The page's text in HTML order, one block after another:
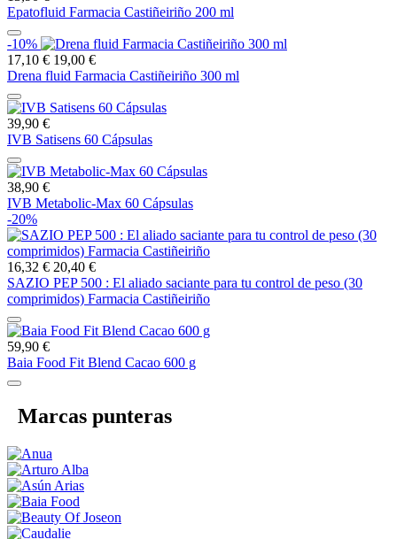
Epatofluid Farmacia Castiñeiriño 200 ml
-10%
17,10 € 19,00 €
Drena fluid Farmacia Castiñeiriño 300 ml
39,90 €
IVB Satisens 60 Cápsulas
38,90 €
IVB Metabolic-Max 60 Cápsulas
-20%
16,32 € 20,40 €
SAZIO PEP 500 : El aliado saciante para tu control de peso (30
comprimidos) Farmacia Castiñeiriño
59,90 €
Baia Food Fit Blend Cacao 600 g
Marcas punteras